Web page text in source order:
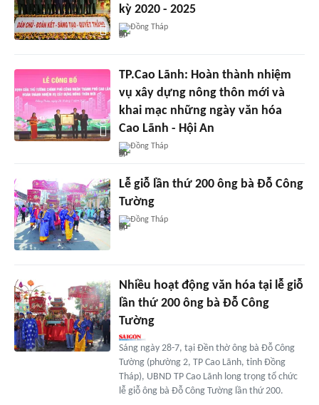
kỳ 2020 - 2025
Đồng Tháp
TP.Cao Lãnh: Hoàn thành nhiệm
vụ xây dựng nông thôn mới và
khai mạc những ngày văn hóa
Cao Lãnh - Hội An
Đồng Tháp
Lễ giỗ lần thứ 200 ông bà Đỗ Công
Tường
Đồng Tháp
Nhiều hoạt động văn hóa tại lễ giỗ
lần thứ 200 ông bà Đỗ Công
Tường
Sáng ngày 28-7, tại Đền thờ ông bà Đỗ Công
Tường (phường 2, TP Cao Lãnh, tỉnh Đồng
Tháp), UBND TP Cao Lãnh long trọng tổ chức
lễ giỗ ông bà Đỗ Công Tường lần thứ 200.